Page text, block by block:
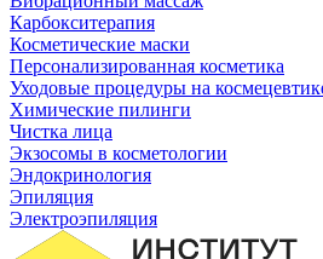
Карбокситерапия
Косметические маски
Персонализированная косметика
Уходовые процедуры на
Химические пилинги
Чистка лица
Экзосомы в косметологии
Эндокринология
Эпиляция
Электроэпиляция